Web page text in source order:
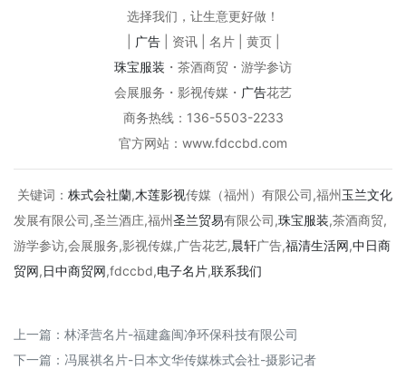
选择我们，让生意更好做！
广告| 资讯 | 名片 | 黄页 |
珠宝服装 ・ 茶酒商贸 ・ 游学参访
会展服务 ・ 影视传媒 ・ 广告花艺
商务热线：136-5503-2233
官方网站：www.fdccbd.com
关键词： 株式会社蘭,木莲影视传媒（福州）有限公司,福州玉兰文化
发展有限公司,圣兰酒庄,福州圣兰贸易有限公司,珠宝服装,茶酒商贸,
游学参访,会展服务,影视传媒,广告花艺,晨轩广告,福清生活网,中日商
贸网,日中商贸网,fdccbd,电子名片,联系我们
上一篇： 林泽营名片-福建鑫闽净环保科技有限公司
下一篇： 冯展祺名片-日本文华传媒株式会社-摄影记者